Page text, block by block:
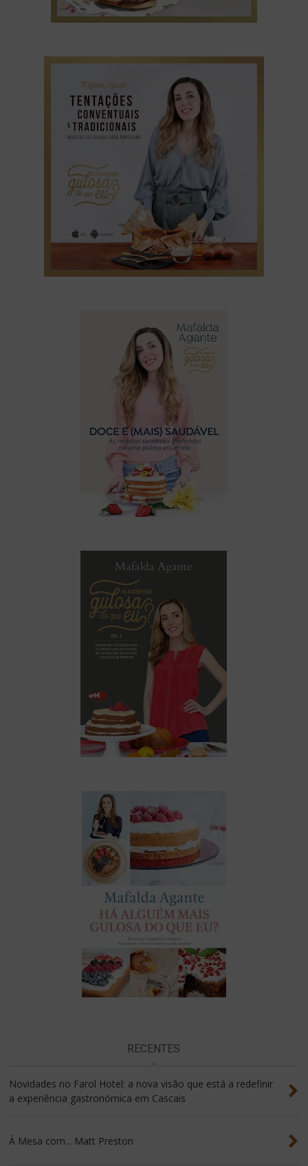
RECENTES
Novidades no Farol Hotel: a nova visão que está a redefinir
a experiência gastronómica em Cascais
À Mesa com... Matt Preston